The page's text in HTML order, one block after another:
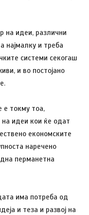
на идеи, различни
најмалку и треба
системи секогаш
и во постојано
е токму тоа,
идеи кои ќе одат
економските
наречено
перманетна
има потреба од
и теза и развој на